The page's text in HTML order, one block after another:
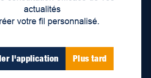
actualités
votre fil personnalisé.
l'application Plus tard